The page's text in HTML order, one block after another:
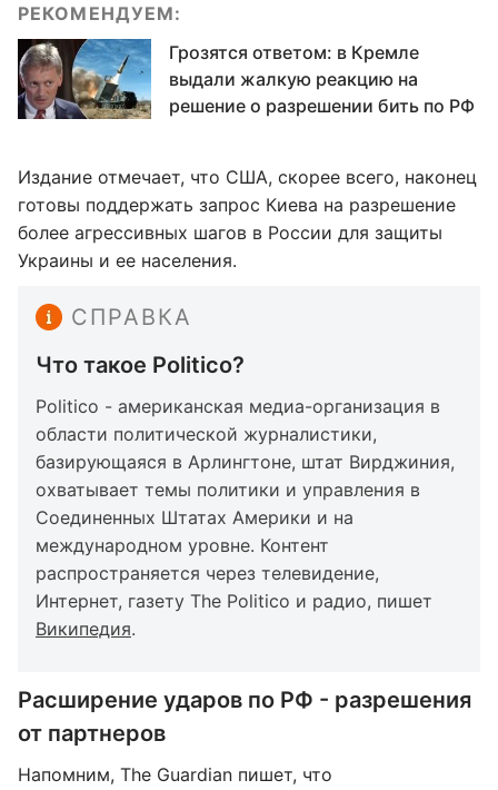
РЕКОМЕНДУЕМ:
Грозятся ответом: в Кремле
выдали жалкую реакцию на
решение о разрешении бить по РФ
Издание отмечает, что США, скорее всего, наконец
готовы поддержать запрос Киева на разрешение
более агрессивных шагов в России для защиты
Украины и ее населения.
СПРАВКА
Что такое Politico?
Politico - американская медиа-организация в
области политической журналистики,
базирующаяся в Арлингтоне, штат Вирджиния,
охватывает темы политики и управления в
Соединенных Штатах Америки и на
международном уровне. Контент
распространяется через телевидение,
Интернет, газету The Politico и радио, пишет
Википедия.
Расширение ударов по РФ - разрешения
от партнеров
Напомним, The Guardian пишет, что